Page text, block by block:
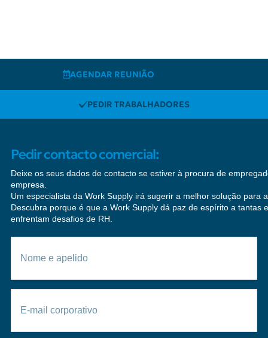
AGENDAR REUNIÃO
PEDIR TRABALHADORES
Pedir contacto comercial:
Deixe os seus dados de contacto se estiver à procura de
empresa.
Um especialista da Work Supply irá sugerir a melhor solução para
Descubra porque é que a Work Supply dá paz de espírito a tantas
enfrentam desafios de RH.